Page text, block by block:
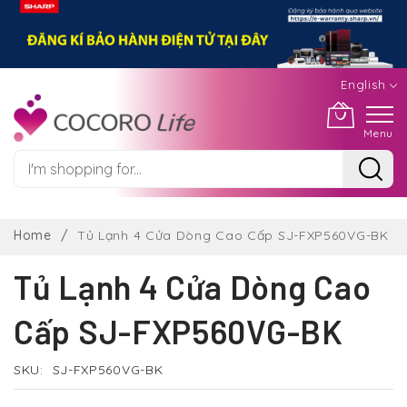
English
Menu
Content
Home Tủ Lạnh 4 Cửa Dòng Cao Cấp SJ-FXP560VG-BK
Tủ Lạnh 4 Cửa Dòng Cao
Cấp SJ-FXP560VG-BK
SKU SJ-FXP560VG-BK